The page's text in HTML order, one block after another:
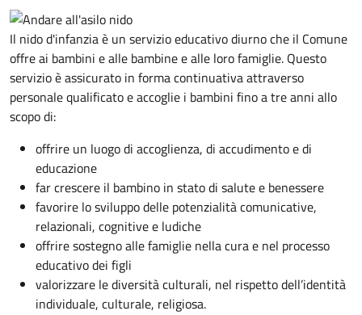
Il nido d'infanzia è un servizio educativo diurno che il Comune
offre ai bambini e alle bambine e alle loro famiglie. Questo
servizio è assicurato in forma continuativa attraverso
personale qualificato e accoglie i bambini fino a tre anni allo
scopo di:
offrire un luogo di accoglienza, di accudimento e di
educazione
far crescere il bambino in stato di salute e benessere
favorire lo sviluppo delle potenzialità comunicative,
relazionali, cognitive e ludiche
offrire sostegno alle famiglie nella cura e nel processo
educativo dei figli
valorizzare le diversità culturali, nel rispetto dell’identità
individuale, culturale, religiosa.